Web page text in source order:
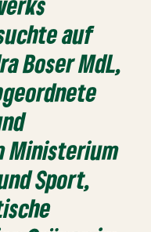
auf
Boser MdL,
Ministerium
Sport,